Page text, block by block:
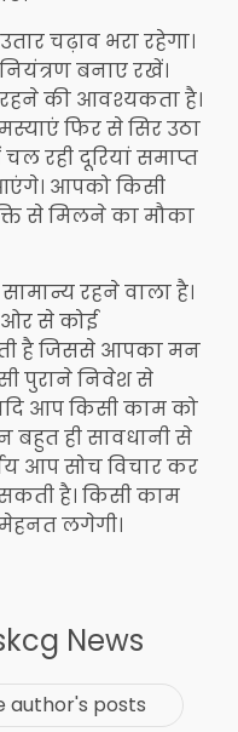
चढ़ाव भरा रहेगा।
बनाए रखें।
की आवश्यकता है।
फिर से सिर उठा
रही दूरियां समाप्त
आपको किसी
से मिलने का मौका
रहने वाला है।
से कोई
है जिससे आपका मन
पुराने निवेश से
आप किसी काम को
बहुत ही सावधानी से
आप सोच विचार कर
है। किसी काम
लगेगी।
News
author's posts